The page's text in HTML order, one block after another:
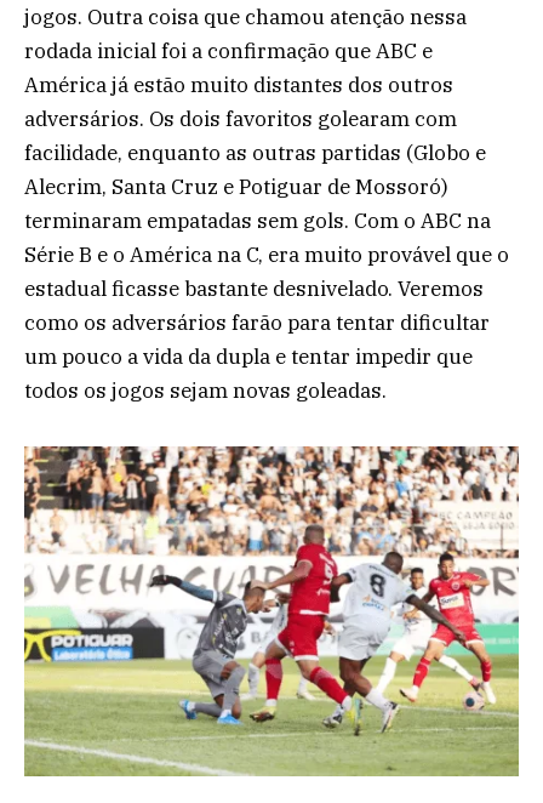
jogos. Outra coisa que chamou atenção nessa
rodada inicial foi a confirmação que ABC e
América já estão muito distantes dos outros
adversários. Os dois favoritos golearam com
facilidade, enquanto as outras partidas (Globo e
Alecrim, Santa Cruz e Potiguar de Mossoró)
terminaram empatadas sem gols. Com o ABC na
Série B e o América na C, era muito provável que o
estadual ficasse bastante desnivelado. Veremos
como os adversários farão para tentar dificultar
um pouco a vida da dupla e tentar impedir que
todos os jogos sejam novas goleadas.